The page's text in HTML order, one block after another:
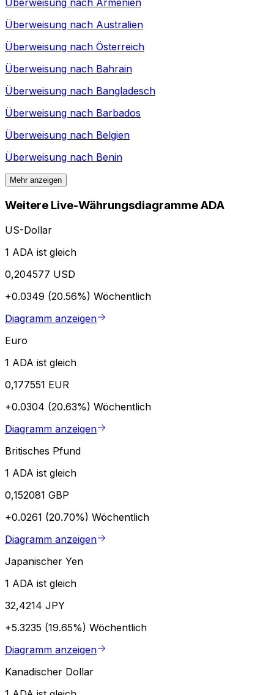
Überweisung nach Armenien
Überweisung nach Australien
Überweisung nach Österreich
Überweisung nach Bahrain
Überweisung nach Bangladesch
Überweisung nach Barbados
Überweisung nach Belgien
Überweisung nach Benin
Mehr anzeigen
Weitere Live-Währungsdiagramme ADA
US-Dollar
1 ADA ist gleich
0,204577 USD
+0.0349 (20.56%) Wöchentlich
Diagramm anzeigen
Euro
1 ADA ist gleich
0,177551 EUR
+0.0304 (20.63%) Wöchentlich
Diagramm anzeigen
Britisches Pfund
1 ADA ist gleich
0,152081 GBP
+0.0261 (20.70%) Wöchentlich
Diagramm anzeigen
Japanischer Yen
1 ADA ist gleich
32,4214 JPY
+5.3235 (19.65%) Wöchentlich
Diagramm anzeigen
Kanadischer Dollar